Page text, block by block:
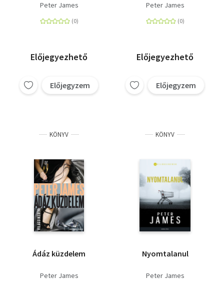
Peter James
Előjegyezhető
Előjegyzem
Peter James
Előjegyezhető
Előjegyzem
KÖNYV
Ádáz küzdelem
Peter James
KÖNYV
Nyomtalanul
Peter James